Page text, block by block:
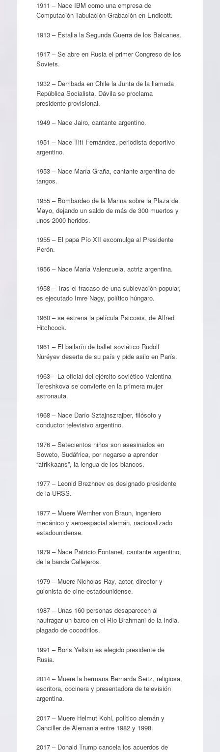
1911 – Nace IBM como una empresa de
Computación-Tabulación-Grabación en Endicott.
1913 – Estalla la Segunda Guerra de los Balcanes.
1917 – Se abre en Rusia el primer Congreso de los
Soviets.
1932 – Derribada en Chile la Junta de la llamada
República Socialista. Dávila se proclama
presidente provisional.
1949 – Nace Jairo, cantante argentino.
1951 – Nace Tití Fernández, periodista deportivo
argentino.
1953 – Nace María Graña, cantante argentina de
tangos.
1955 – Bombardeo de la Marina sobre la Plaza de
Mayo, dejando un saldo de más de 300 muertos y
unos 2000 heridos.
1955 – El papa Pío XII excomulga al Presidente
Perón.
1956 – Nace María Valenzuela, actriz argentina.
1958 – Tras el fracaso de una sublevación popular,
es ejecutado Imre Nagy, político húngaro.
1960 – se estrena la película Psicosis, de Alfred
Hitchcock.
1961 – El bailarín de ballet soviético Rudolf
Nuréyev deserta de su país y pide asilo en París.
1963 – La oficial del ejército soviético Valentina
Tereshkova se convierte en la primera mujer
astronauta.
1968 – Nace Darío Sztajnszrajber, filósofo y
conductor televisivo argentino.
1976 – Setecientos niños son asesinados en
Soweto, Sudáfrica, por negarse a aprender
“afrikkaans”, la lengua de los blancos.
1977 – Leonid Brezhnev es designado presidente
de la URSS.
1977 – Muere Wernher von Braun, ingeniero
mecánico y aeroespacial alemán, nacionalizado
estadounidense.
1979 – Nace Patricio Fontanet, cantante argentino,
de la banda Callejeros.
1979 – Muere Nicholas Ray, actor, director y
guionista de cine estadounidense.
1987 – Unas 160 personas desaparecen al
naufragar un barco en el Río Brahmani de la India,
plagado de cocodrilos.
1991 – Boris Yeltsin es elegido presidente de
Rusia.
2014 – Muere la hermana Bernarda Seitz, religiosa,
escritora, cocinera y presentadora de televisión
argentina.
2017 – Muere Helmut Kohl, político alemán y
Canciller de Alemania entre 1982 y 1998.
2017 – Donald Trump cancela los acuerdos de